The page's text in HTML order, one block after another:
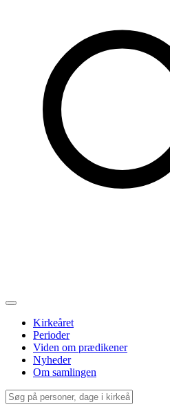
Kirkeåret
Perioder
Viden om prædikener
Nyheder
Om samlingen